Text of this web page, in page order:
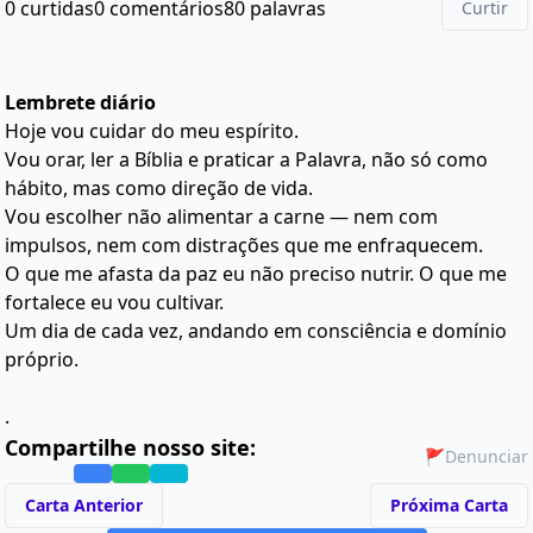
0 curtidas0 comentários80 palavras Curtir
Lembrete diário
Hoje vou cuidar do meu espírito.
Vou orar, ler a Bíblia e praticar a Palavra, não só como
hábito, mas como direção de vida.
Vou escolher não alimentar a carne — nem com
impulsos, nem com distrações que me enfraquecem.
O que me afasta da paz eu não preciso nutrir. O que me
fortalece eu vou cultivar.
Um dia de cada vez, andando em consciência e domínio
próprio.
.
Compartilhe nosso site: 🚩Denunciar
Carta Anterior Próxima Carta